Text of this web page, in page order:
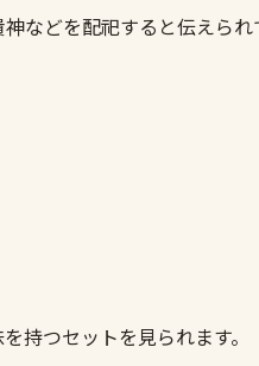
などを配祀すると伝えら
持つセットを見られます。